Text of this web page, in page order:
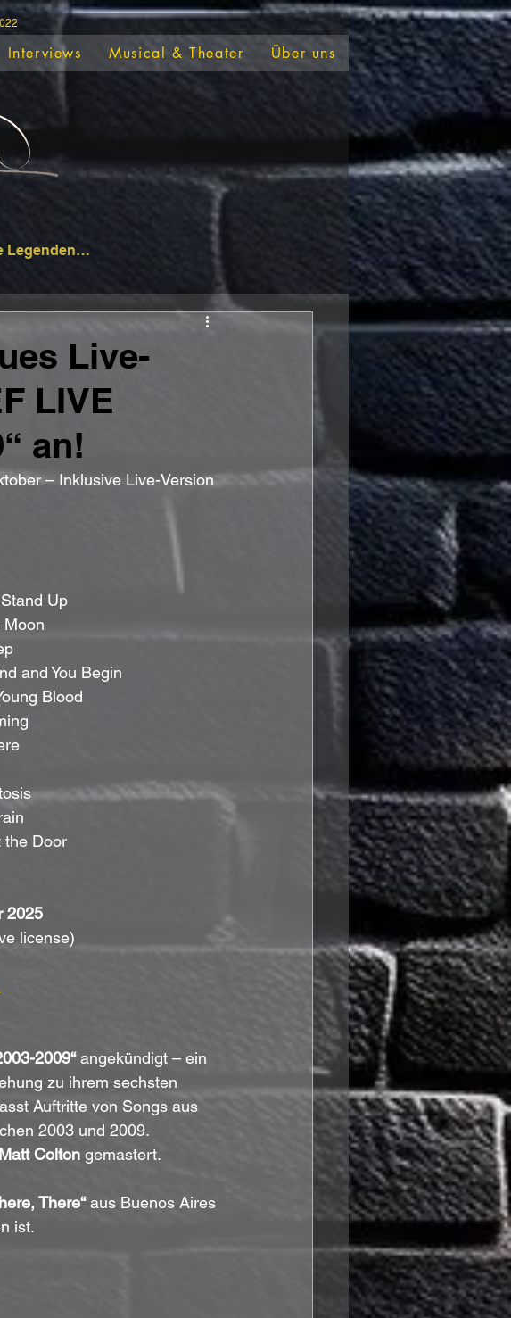
Interviews Musical & Theater Über uns
Legenden…
Live-
LIVE
an!
– Inklusive Live-Version
Up
Moon
and You Begin
Blood
the Door
2025
license)
2009“ angekündigt – ein
zu ihrem sechsten
Auftritte von Songs aus
2003 und 2009.
Matt Colton gemastert.
There“ aus Buenos Aires
ist.